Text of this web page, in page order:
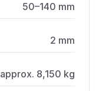
50–140 mm
2 mm
approx. 8,150 kg